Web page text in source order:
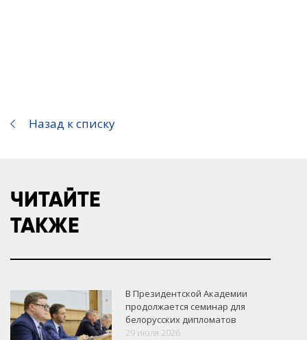
Назад к списку
ЧИТАЙТЕ
ТАКЖЕ
В Президентской Академии
продолжается семинар для
белорусских дипломатов
29 июля 2026